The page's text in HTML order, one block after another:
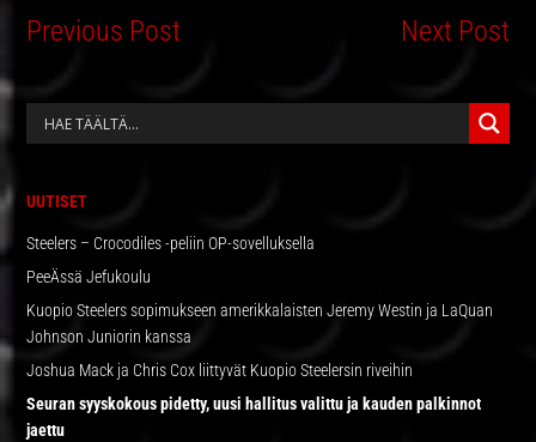
Previous Post Next Post
ENSISIJAINEN
UUTISET
Steelers – Crocodiles -peliin OP-sovelluksella
PeeÄssä Jefukoulu
Kuopio Steelers sopimukseen amerikkalaisten Jeremy Westin ja LaQuan
Johnson Juniorin kanssa
Joshua Mack ja Chris Cox liittyvät Kuopio Steelersin riveihin
Seuran syyskokous pidetty, uusi hallitus valittu ja kauden palkinnot
jaettu